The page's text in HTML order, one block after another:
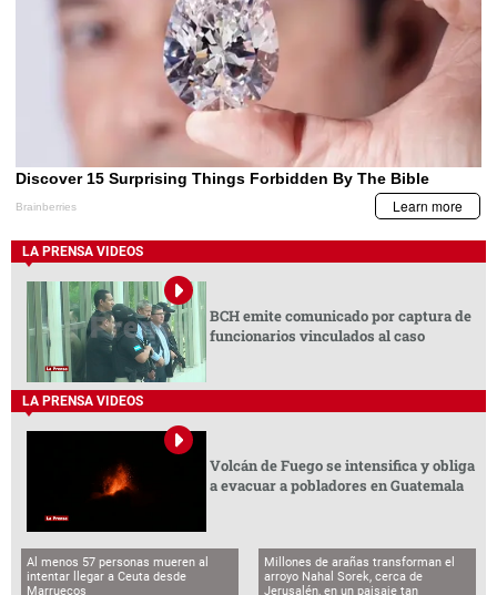
LA PRENSA VIDEOS
BCH emite comunicado por captura de
funcionarios vinculados al caso
LA PRENSA VIDEOS
Volcán de Fuego se intensifica y obliga
a evacuar a pobladores en Guatemala
Al menos 57 personas mueren al
intentar llegar a Ceuta desde
Marruecos
Millones de arañas transforman el
arroyo Nahal Sorek, cerca de
Jerusalén, en un paisaje tan